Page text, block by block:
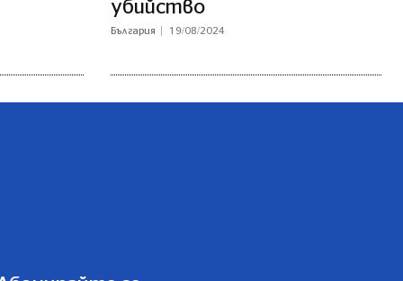
убийство
България 19/08/2024